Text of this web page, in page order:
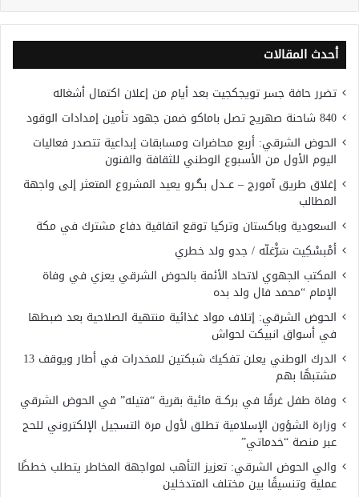
أحدث المقالات
تضرر حافة جسر تويجكجيت بعد أيام من إعلان اكتمال أشغاله
840 شاحنة صهريج تصل باماكو ضمن جهود تأمين إمدادات الوقود
الحوض الشرقي: أربع محاضرات ومسابقات إبداعية تتصدر فعاليات
اليوم الأول من الأسبوع الوطني للثقافة والفنون
إغلاق طريق آمورج – عــدل بگـرو يعيد المشروع المتعثر إلى واجهة
المطالب
السعودية وباكستان وتركيا توقع اتفاقية دفاع مشترك في مكة
أَمْبسْكِيت سَرّْغلّه / جدو ولد خطري
المكتب الجهوي لاتحاد الأئمة بالحوض الشرقي يعزي في وفاة
الإمام “محمد فال ولد بده
الحوض الشرقي: إتلاف مواد غذائية منتهية الصلاحية بعد ضبطها
في أسواق انبيكت لحواش
الدرك الوطني يعلن تفكيك شبكتين للمخدرات في أطار ويوقف 13
مشتبهًا بهم
وفاة طفل غرقًا في بركــة مائية بقرية “فتيله” في الحوض الشرقي
وزارة الشؤون الإسلامية تطلق لأول مرة التسجيل الإلكتروني للحج
عبر منصة “خدماتي”
والي الحوض الشرقي: تعزيز التأهب لمواجهة المخاطر يتطلب خططًا
عملية وتنسيقًا بين مختلف المتدخلين